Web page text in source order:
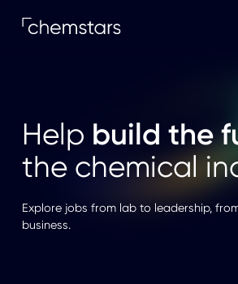
Help build the
the chemical
Explore jobs from lab to leadership,
business.